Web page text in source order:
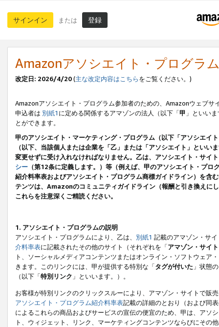
サインイン または 登録
Amazonアソシエイト・プログラ
改定日: 2026/4/20(主な改定内容はこちらをご覧ください。)
Amazonアソシエイト・プログラム参加者のための、Amazonウェブサ
申込者は 別紙1 に定める関係するアマゾンの法人（以下「甲 」といい
とができます。
甲のアソシエイト・マーケティング・プログラム（以下「アソシエイ
（以下、当該個人または企業を「乙」または「アソシエイト」とい
変更せずに受け入れなければなりません。乙は、アソシエイト・サイ
シー （第12条に定義します。）等（例えば、甲のアソシエイト・プ
紹介料率表およびアソシエイト・プログラム商標ガイドライン）を
テンツは、Amazonのコミュニティガイドライン（報酬と引き換えに
これらを注意深くご精読ください。
1. アソシエイト・プログラムの説明
アソシエイト・プログラムにより、乙は、 別紙1 記載のアマゾン・サ
介料率表に記載されたその他のサイト（それぞれを「アマゾン・サイト
ト、ソーシャルメディアコンテンツまたはオンライン・ソフトウェア
きます。このリンクには、甲が提供する特別な「タグが付いた 」状態
（以下「特別リンク 」といいます。）。
お客様が特別リンクのクリックスルーにより、アマゾン・サイトで販
アソシエイト・プログラム紹介料率表記載の詳細のとおり（および同
によるこれらの商品およびサービスの宣伝の便宜のため、甲は、アソ
ト、ウィジェット、リンク、マーケティングコンテンツならびにその